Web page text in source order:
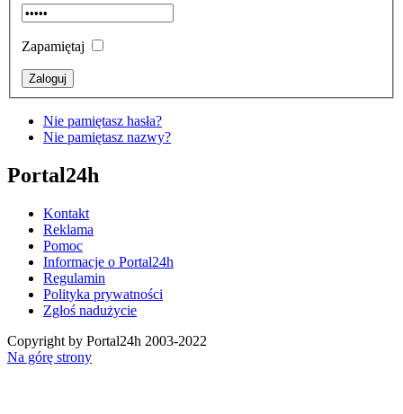
Zapamiętaj
Nie pamiętasz hasła?
Nie pamiętasz nazwy?
Portal24h
Kontakt
Reklama
Pomoc
Informacje o Portal24h
Regulamin
Polityka prywatności
Zgłoś nadużycie
Copyright by Portal24h 2003-2022
Na górę strony